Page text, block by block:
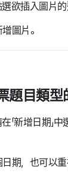
欲插入圖片
圖片。
題目類型
「新增日期」
期，也可以重